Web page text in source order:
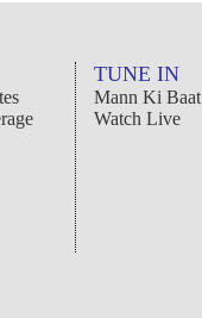
TUNE IN
Mann Ki Baat
Watch Live